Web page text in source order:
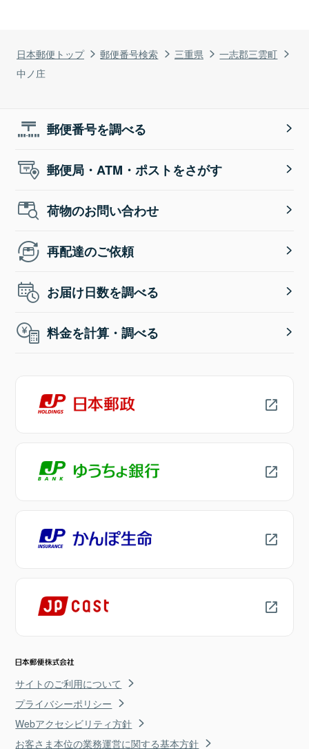
日本郵便トップ 郵便番号検索 三重県
一志郡三雲町
中ノ庄
郵便番号を調べる
郵便局・ATM・ポストをさがす
荷物のお問い合わせ
再配達のご依頼
お届け日数を調べる
料金を計算・調べる
サイトのご利用について
プライバシーポリシー
Webアクセシビリティ方針
お客さま本位の業務運営に関する基本方針